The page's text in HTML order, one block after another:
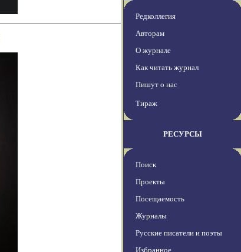
Редколлегия
Авторам
О журнале
Как читать журнал
Пишут о нас
Тираж
РЕСУРСЫ
Поиск
Проекты
Посещаемость
Журналы
Русские писатели и поэты
Избранное